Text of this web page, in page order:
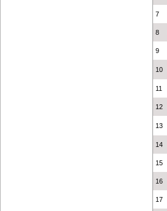
7
8
9
10
11
12
13
14
15
16
17